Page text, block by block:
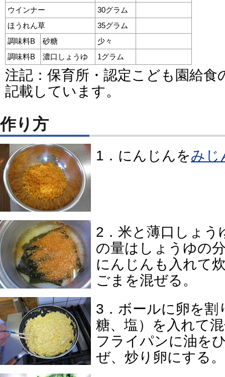
ウインナー
30グラム
ほうれん草
35グラム
調味料B
砂糖
少々
調味料B
濃口しょうゆ 1グラム
注記：保育所・認定こども園給食
記載しています。
作り方
1．にんじんをみじ
2．米と薄口しょう
の量はしょうゆの
にんじんも入れて
ごまを混ぜる。
3．ボールに卵を割
糖、塩）を入れて
フライパンに油を
ぜ、炒り卵にする。